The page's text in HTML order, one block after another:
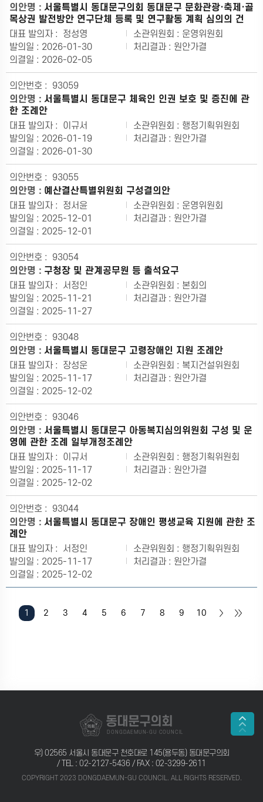
서울특별시 동대문구의회 동대문구 문화관광·축제·골
목상권 발전방안 연구단체 등록 및 연구활동 계획 심의의 건
정성영
운영위원회
2026-01-30
원안가결
2026-02-05
93059
서울특별시 동대문구 체육인 인권 보호 및 증진에 관
한 조례안
이규서
행정기획위원회
2026-01-19
원안가결
2026-01-30
93055
예산결산특별위원회 구성결의안
정서윤
운영위원회
2025-12-01
원안가결
2025-12-01
93054
구청장 및 관계공무원 등 출석요구
서정인
본회의
2025-11-21
원안가결
2025-11-27
93048
서울특별시 동대문구 고령장애인 지원 조례안
장성운
복지건설위원회
2025-11-17
원안가결
2025-12-02
93046
서울특별시 동대문구 아동복지심의위원회 구성 및 운
영에 관한 조례 일부개정조례안
이규서
행정기획위원회
2025-11-17
원안가결
2025-12-02
93044
서울특별시 동대문구 장애인 평생교육 지원에 관한 조
례안
서정인
행정기획위원회
2025-11-17
원안가결
2025-12-02
1 2 3 4 5 6 7 8 9 10
동대문구의회
DONGDAEMUN-GU COUNCIL
우) 02565 서울시 동대문구 천호대로 145(용두동) 동대문구의회
/ TEL :02-2127-5436 / FAX : 02-3299-2611
COPYRIGHT 2023 DONGDAEMUN-GU COUNCIL. ALL RIGHTS RESERVED.